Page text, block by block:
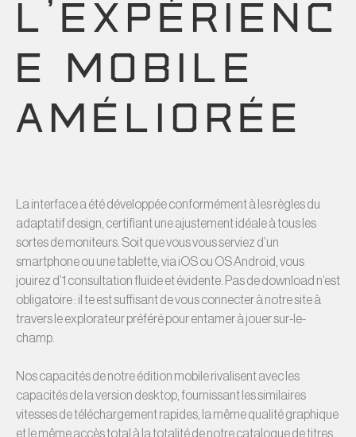
L’EXPÉRIENC
E MOBILE
AMÉLIORÉE
La interface a été développée conformément à les règles du
adaptatif design, certifiant une ajustement idéale à tous les
sortes de moniteurs. Soit que vous vous serviez d’un
smartphone ou une tablette, via iOS ou OS Android, vous
jouirez d’1 consultation fluide et évidente. Pas de download n’est
obligatoire : il te est suffisant de vous connecter à notre site à
travers le explorateur préféré pour entamer à jouer sur-le-
champ.
Nos capacités de notre édition mobile rivalisent avec les
capacités de la version desktop, fournissant les similaires
vitesses de téléchargement rapides, la même qualité graphique
et le même accès total à la totalité de notre catalogue de titres.